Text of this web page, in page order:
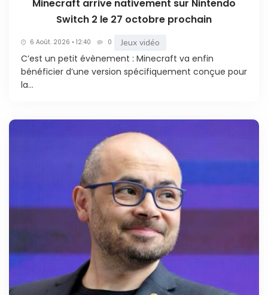
Minecraft arrive nativement sur Nintendo
Switch 2 le 27 octobre prochain
6 Août. 2026 • 12:40 0 Jeux vidéo
C’est un petit évènement : Minecraft va enfin
bénéficier d’une version spécifiquement conçue pour
la...